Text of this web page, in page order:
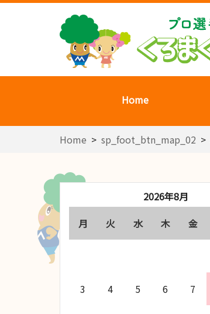
Home
Home > sp_foot_btn_map_02 >
2026年8月
月
火 水 木 金
3 4 5 6 7